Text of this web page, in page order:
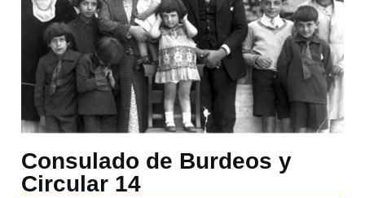
Consulado de Burdeos y
Circular 14